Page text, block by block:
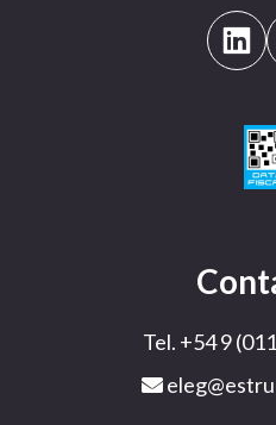
Tel. +54 9